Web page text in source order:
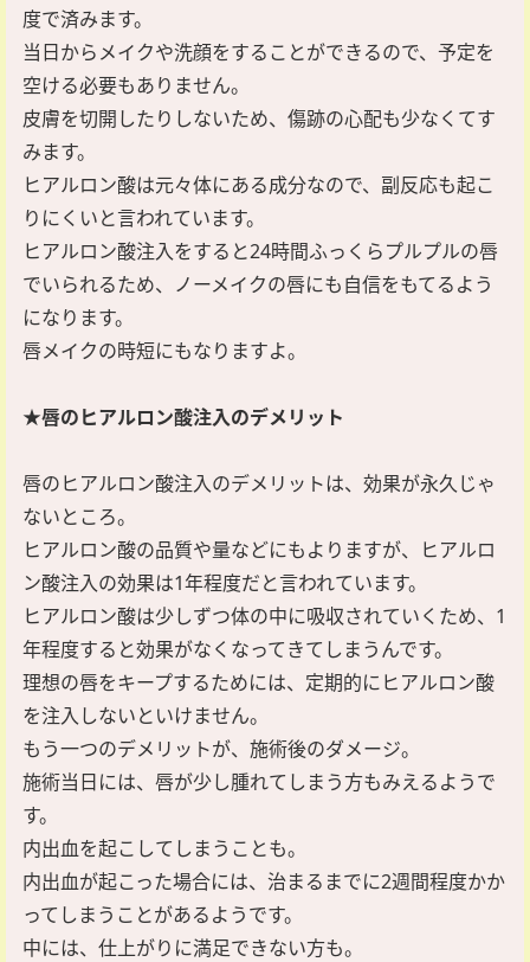
度で済みます。
当日からメイクや洗顔をすることができるので、予定を
空ける必要もありません。
皮膚を切開したりしないため、傷跡の心配も少なくてす
みます。
ヒアルロン酸は元々体にある成分なので、副反応も起こ
りにくいと言われています。
ヒアルロン酸注入をすると24時間ふっくらプルプルの唇
でいられるため、ノーメイクの唇にも自信をもてるよう
になります。
唇メイクの時短にもなりますよ。
★唇のヒアルロン酸注入のデメリット
唇のヒアルロン酸注入のデメリットは、効果が永久じゃ
ないところ。
ヒアルロン酸の品質や量などにもよりますが、ヒアルロ
ン酸注入の効果は1年程度だと言われています。
ヒアルロン酸は少しずつ体の中に吸収されていくため、1
年程度すると効果がなくなってきてしまうんです。
理想の唇をキープするためには、定期的にヒアルロン酸
を注入しないといけません。
もう一つのデメリットが、施術後のダメージ。
施術当日には、唇が少し腫れてしまう方もみえるようで
す。
内出血を起こしてしまうことも。
内出血が起こった場合には、治まるまでに2週間程度かか
ってしまうことがあるようです。
中には、仕上がりに満足できない方も。